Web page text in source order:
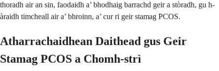
thoradh air an sin, faodaidh a’ bhodhaig barrachd geir a stòradh, gu h-
àraidh timcheall air a’ bhroinn, a’ cur ri geir stamag PCOS.
Atharrachaidhean Daithead gus Geir
Stamag PCOS a Chomh-strì